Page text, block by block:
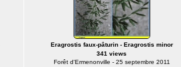
Eragrostis faux-pâturin - Eragrostis minor
341 views
Forêt d'Ermenonville - 25 septembre 2011